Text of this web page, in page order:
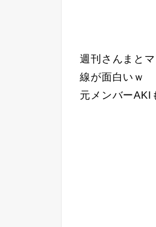
週刊さんまと
線が面白いｗ
元メンバーAKI